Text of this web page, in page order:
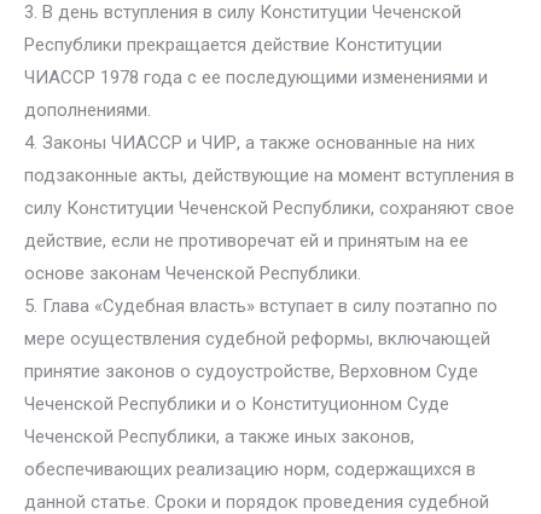
3. В день вступления в силу Конституции Чеченской
Республики прекращается действие Конституции
ЧИАССР 1978 года с ее последующими изменениями и
дополнениями.
4. Законы ЧИАССР и ЧИР, а также основанные на них
подзаконные акты, действующие на момент вступления в
силу Конституции Чеченской Республики, сохраняют свое
действие, если не противоречат ей и принятым на ее
основе законам Чеченской Республики.
5. Глава «Судебная власть» вступает в силу поэтапно по
мере осуществления судебной реформы, включающей
принятие законов о судоустройстве, Верховном Суде
Чеченской Республики и о Конституционном Суде
Чеченской Республики, а также иных законов,
обеспечивающих реализацию норм, содержащихся в
данной статье. Сроки и порядок проведения судебной